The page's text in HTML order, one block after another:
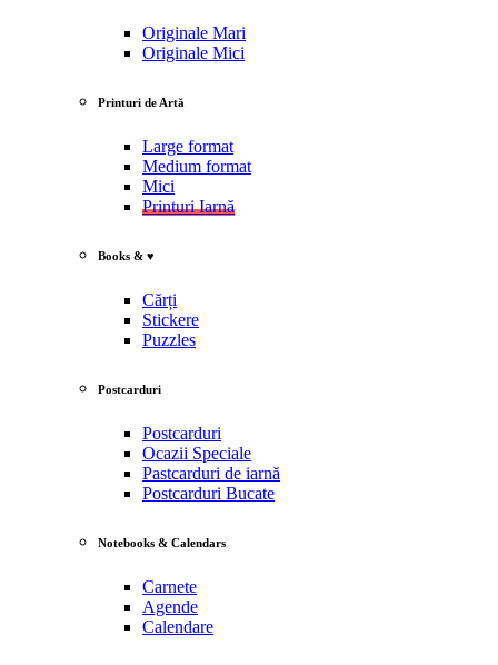
Originale Mari
Originale Mici
Printuri de Artă
Large format
Medium format
Mici
Printuri Iarnă
Books & ♥
Cărți
Stickere
Puzzles
Postcarduri
Postcarduri
Ocazii Speciale
Pastcarduri de iarnă
Postcarduri Bucate
Notebooks & Calendars
Carnete
Agende
Calendare